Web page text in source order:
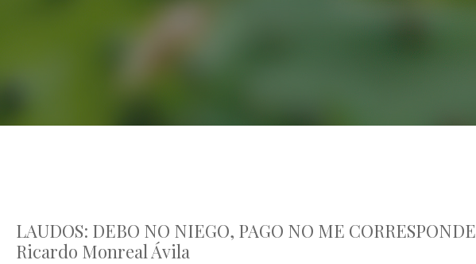
LAUDOS: DEBO NO NIEGO, PAGO NO ME CORRESPONDE
Ricardo Monreal Ávila